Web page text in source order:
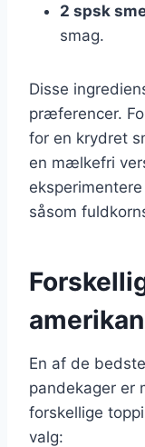
2 spsk
smag.
Disse
præferencer.
for en krydret
en mælkefri
såsom
En af de
pandekager er
forskellige
valg: